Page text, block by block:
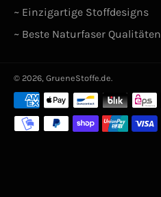
~ Einzigartige Stoffdesigns
~ Beste Naturfaser Qualitäten
© 2026, GrueneStoffe.de.
Zahlungsarten